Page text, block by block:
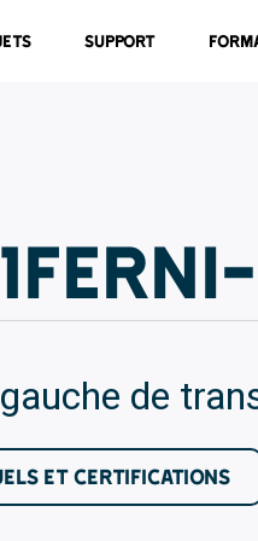
Support
de
ET CERTIFICATIONS